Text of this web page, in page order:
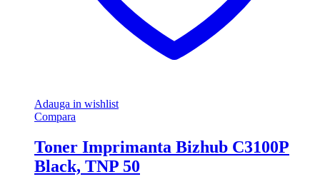
Adauga in wishlist
Compara
Toner Imprimanta Bizhub C3100P
Black, TNP 50